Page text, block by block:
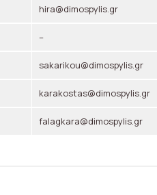
hira@dimospylis.gr
–
sakarikou@dimospylis.gr
karakostas@dimospylis.gr
falagkara@dimospylis.gr